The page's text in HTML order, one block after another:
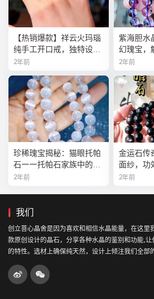
【热销爆款】祥云火玛瑙
纯手工开口戒，独特设计
寓意吉祥，时尚与灵性的
2年前
紫海胆水
幻瑰宝，
疗愈之秘
2年前
珍稀瑰宝揭秘：猫眼托帕
石——托帕石家族中的绝
美异类
2年前
金运石传
面纱，功
全解析
2年前
我们
创立菩心晶舍是因为喜欢和相信水晶能量，在这里
款原创设计的晶石，分享各种水晶的鉴别和功能,
的特性。选材上确保纯天然，设计上倾注我们全部